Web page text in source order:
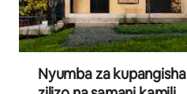
Nyumba za kupangisha